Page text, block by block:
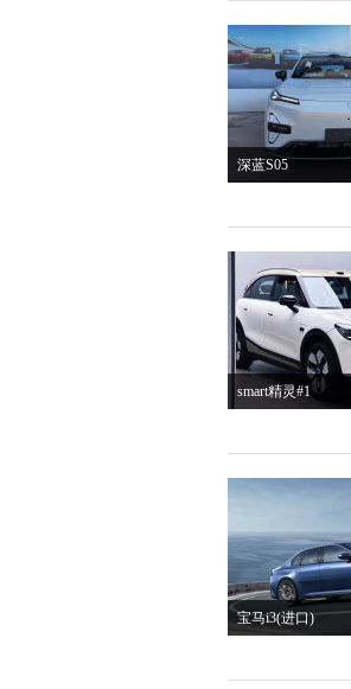
深蓝S05
smart精灵#1
宝马i3(进口)